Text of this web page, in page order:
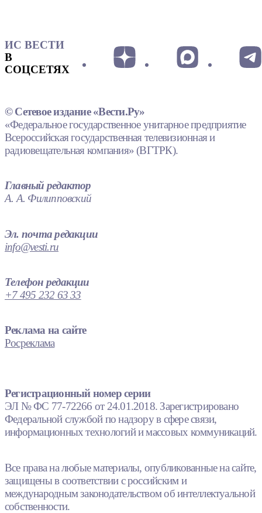
ИС ВЕСТИ
В
СОЦСЕТЯХ
© Сетевое издание «Вести.Ру»
«Федеральное государственное унитарное предприятие
Всероссийская государственная телевизионная и
радиовещательная компания» (ВГТРК).
Главный редактор
А. А. Филипповский
Эл. почта редакции
info@vesti.ru
Телефон редакции
+7 495 232 63 33
Реклама на сайте
Росреклама
Регистрационный номер серии
ЭЛ № ФС 77-72266 от 24.01.2018. Зарегистрировано
Федеральной службой по надзору в сфере связи,
информационных технологий и массовых коммуникаций.
Все права на любые материалы, опубликованные на сайте,
защищены в соответствии с российским и
международным законодательством об интеллектуальной
собственности.